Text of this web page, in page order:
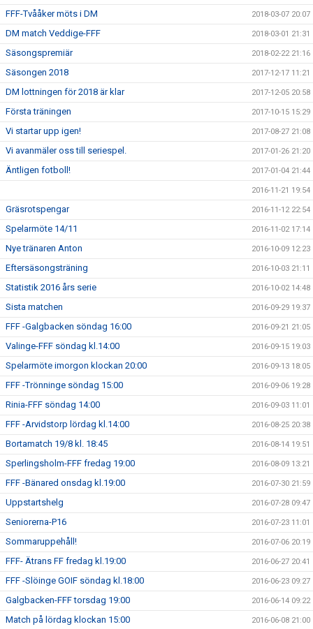
FFF-Tvååker möts i DM 2018-03-07 20:07
DM match Veddige-FFF 2018-03-01 21:31
Säsongspremiär 2018-02-22 21:16
Säsongen 2018 2017-12-17 11:21
DM lottningen för 2018 är klar 2017-12-05 20:58
Första träningen 2017-10-15 15:29
Vi startar upp igen! 2017-08-27 21:08
Vi avanmäler oss till seriespel. 2017-01-26 21:20
Äntligen fotboll! 2017-01-04 21:44
2016-11-21 19:54
Gräsrotspengar 2016-11-12 22:54
Spelarmöte 14/11 2016-11-02 17:14
Nye tränaren Anton 2016-10-09 12:23
Eftersäsongsträning 2016-10-03 21:11
Statistik 2016 års serie 2016-10-02 14:48
Sista matchen 2016-09-29 19:37
FFF -Galgbacken söndag 16:00 2016-09-21 21:05
Valinge-FFF söndag kl.14:00 2016-09-15 19:03
Spelarmöte imorgon klockan 20:00 2016-09-13 18:05
FFF -Trönninge söndag 15:00 2016-09-06 19:28
Rinia-FFF söndag 14:00 2016-09-03 11:01
FFF -Arvidstorp lördag kl.14:00 2016-08-25 20:38
Bortamatch 19/8 kl. 18:45 2016-08-14 19:51
Sperlingsholm-FFF fredag 19:00 2016-08-09 13:21
FFF -Bänared onsdag kl.19:00 2016-07-30 21:59
Uppstartshelg 2016-07-28 09:47
Seniorerna-P16 2016-07-23 11:01
Sommaruppehåll! 2016-07-06 20:19
FFF- Ätrans FF fredag kl.19:00 2016-06-27 20:41
FFF -Slöinge GOIF söndag kl.18:00 2016-06-23 09:27
Galgbacken-FFF torsdag 19:00 2016-06-14 09:22
Match på lördag klockan 15:00 2016-06-08 21:00